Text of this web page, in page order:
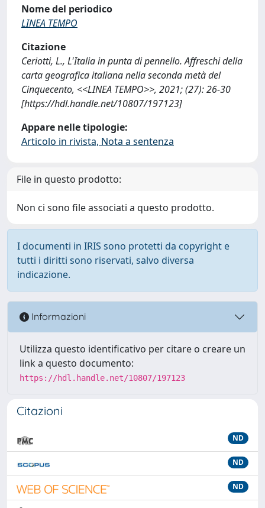
Nome del periodico
LINEA TEMPO
Citazione
Ceriotti, L., L'Italia in punta di pennello. Affreschi della
carta geografica italiana nella seconda metà del
Cinquecento, <<LINEA TEMPO>>, 2021; (27): 26-30
[https://hdl.handle.net/10807/197123]
Appare nelle tipologie:
Articolo in rivista, Nota a sentenza
File in questo prodotto:
Non ci sono file associati a questo prodotto.
I documenti in IRIS sono protetti da copyright e
tutti i diritti sono riservati, salvo diversa
indicazione.
Informazioni
Utilizza questo identificativo per citare o creare un
link a questo documento:
https://hdl.handle.net/10807/197123
Citazioni
ND
ND
ND